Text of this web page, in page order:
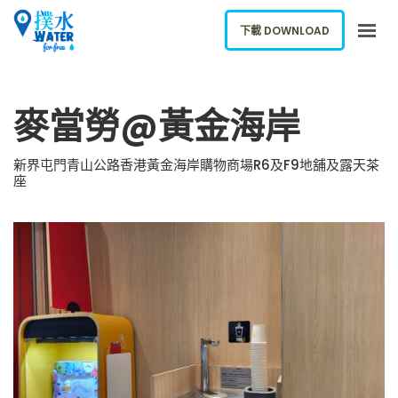
下載應用
網誌
ENGLISH
麥當勞@黃金海岸
新界屯門青山公路香港黃金海岸購物商場R6及F9地舖及露天茶
座
下載 DOWNLOAD